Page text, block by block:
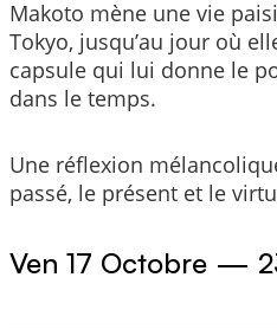
Makoto mène une vie
Tokyo, jusqu’au jour où
capsule qui lui donne le
dans le temps.
Une réflexion
passé, le présent et le
Ven 17 Octobre —